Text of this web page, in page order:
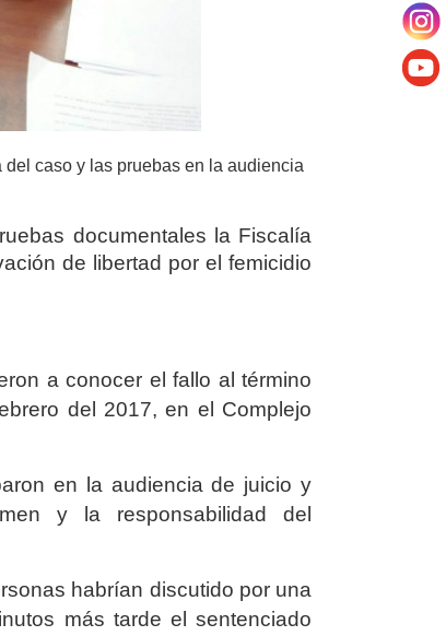
caso y las pruebas en la audiencia
documentales la Fiscalía
de libertad por el femicidio
a conocer el fallo al término
del 2017, en el Complejo
en la audiencia de juicio y
y la responsabilidad del
habrían discutido por una
más tarde el sentenciado